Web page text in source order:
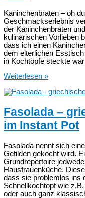
Kaninchenbraten – oh
Geschmackserlebnis
der Kaninchenbraten
kulinarischen Vorlieben
dass ich einen
dem elterlichen
in Kochtöpfe steckte
Kaninchenbraten
so
ich
ihn
nicht
Weiterlesen »
Fasolada –
im Instant Pot
Fasolada nennt sich
Gefilden gekocht wird.
Grundrepertoire
Hausfrauenküche.
dass sie problemlos ins
Schnellkochtopf wie
oder auch ganz